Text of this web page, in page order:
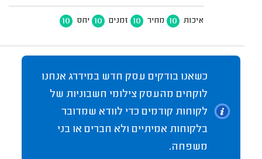
איכות 10 מחיר 10 זמנים 10 יחס 10
כשאנו בודקים עסק חדש במידרג אנחנו
לוקחים מהעסק צילומי חשבוניות של
לקוחות קודמים כדי לוודא שמדובר
בלקוחות אמיתיים ולא חברים או בני
משפחה.